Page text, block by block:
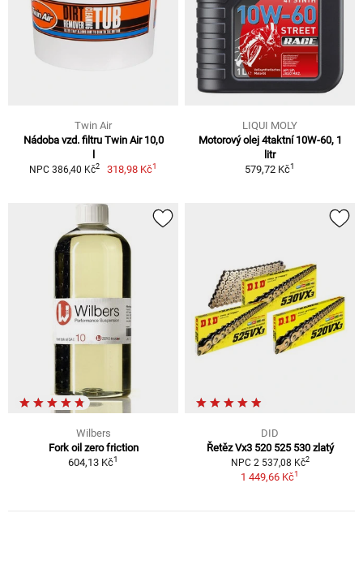
Twin Air
Nádoba vzd. filtru Twin Air 10,0
NPC 386,40 Kč2 318,98 Kč1
LIQUI MOLY
Motorový olej 4taktní 10W-60, 1
litr
579,72 Kč1
Wilbers
Fork oil zero friction
604,13 Kč1
DID
Řetěz Vx3 520 525 530 zlatý
NPC 2 537,08 Kč2
1 449,66 Kč1